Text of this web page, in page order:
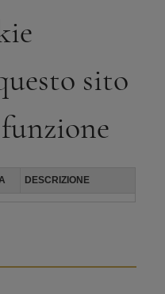
sito
DESCRIZIONE